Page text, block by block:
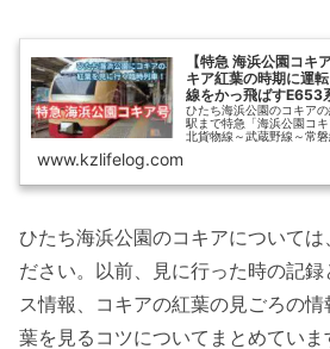
【特急 海浜公園コキ
キア紅葉の時期に運
線をかっ飛ばすE653
ひたち海浜公園のコキア
駅まで特急「海浜公園コ
北貨物線～武蔵野線～常
トの臨時列車です。【ひ
の「海浜公園コキア大号
車記をお届けします。
www.kzlifelog.com
ひたち海浜公園のコキアについては
ださい。以前、見に行った時の記
ス情報、コキアの紅葉の見ごろの
葉を見るコツについてまとめていま